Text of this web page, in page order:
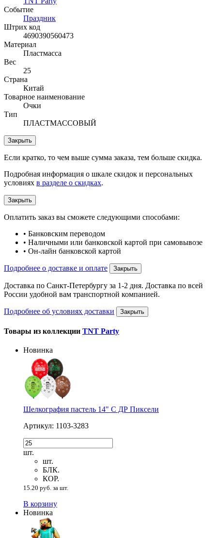
Событие
Праздник
Штрих код
4690390560473
Материал
Пластмасса
Вес
25
Страна
Китай
Товарное наименование
Очки
Тип
ПЛАСТМАССОВЫЙ
Закрыть
Если кратко, то чем выше сумма заказа, тем больше скидка.
Подробная информация о шкале скидок и персональных
условиях в разделе о скидках.
Закрыть
Оплатить заказ вы сможете следующими способами:
• Банковским переводом
• Наличными или банковской картой при самовывозе
• Он-лайн банковской картой
Подробнее о доставке и оплате Закрыть
Доставка по Санкт-Петербургу за 1-2 дня. Доставка по всей
России удобной вам транспортной компанией.
Подробнее об условиях доставки Закрыть
Товары из коллекции TNT Party
Новинка
Шелкография пастель 14" С ДР Пиксели
Артикул: 1103-3283
шт.
шт.
БЛК.
КОР.
15.20 руб. за шт.
В корзину
Новинка